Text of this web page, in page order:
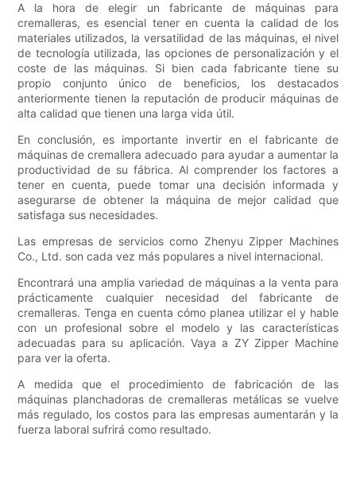
A la hora de elegir un fabricante de máquinas para
cremalleras, es esencial tener en cuenta la calidad de los
materiales utilizados, la versatilidad de las máquinas, el nivel
de tecnología utilizada, las opciones de personalización y el
coste de las máquinas. Si bien cada fabricante tiene su
propio conjunto único de beneficios, los destacados
anteriormente tienen la reputación de producir máquinas de
alta calidad que tienen una larga vida útil.
En conclusión, es importante invertir en el fabricante de
máquinas de cremallera adecuado para ayudar a aumentar la
productividad de su fábrica. Al comprender los factores a
tener en cuenta, puede tomar una decisión informada y
asegurarse de obtener la máquina de mejor calidad que
satisfaga sus necesidades.
Las empresas de servicios como Zhenyu Zipper Machines
Co., Ltd. son cada vez más populares a nivel internacional.
Encontrará una amplia variedad de máquinas a la venta para
prácticamente cualquier necesidad del fabricante de
cremalleras. Tenga en cuenta cómo planea utilizar el y hable
con un profesional sobre el modelo y las características
adecuadas para su aplicación. Vaya a ZY Zipper Machine
para ver la oferta.
A medida que el procedimiento de fabricación de las
máquinas planchadoras de cremalleras metálicas se vuelve
más regulado, los costos para las empresas aumentarán y la
fuerza laboral sufrirá como resultado.